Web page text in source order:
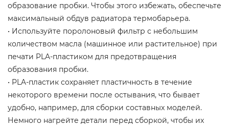
образование пробки. Чтобы этого избежать, обеспечьте
максимальный обдув радиатора термобарьера.
• Используйте поролоновый фильтр с небольшим
количеством масла (машинное или растительное) при
печати PLA-пластиком для предотвращения
образования пробки.
• PLA-пластик сохраняет пластичность в течение
некоторого времени после остывания, что бывает
удобно, например, для сборки составных моделей.
Немного нагрейте детали перед сборкой, чтобы их